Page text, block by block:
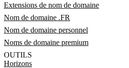
Extensions de nom de domaine
Nom de domaine .FR
Nom de domaine personnel
Noms de domaine premium
OUTILS
Horizons